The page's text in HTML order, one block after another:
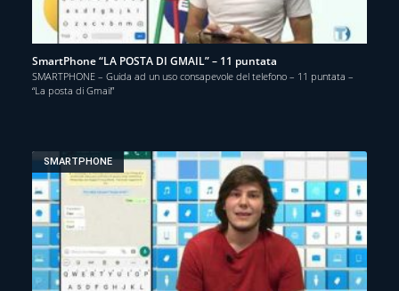
SmartPhone “LA POSTA DI GMAIL” – 11 puntata
SMARTPHONE – Guida ad un uso consapevole del telefono – 11 puntata –
“La posta di Gmail”
SMARTPHONE